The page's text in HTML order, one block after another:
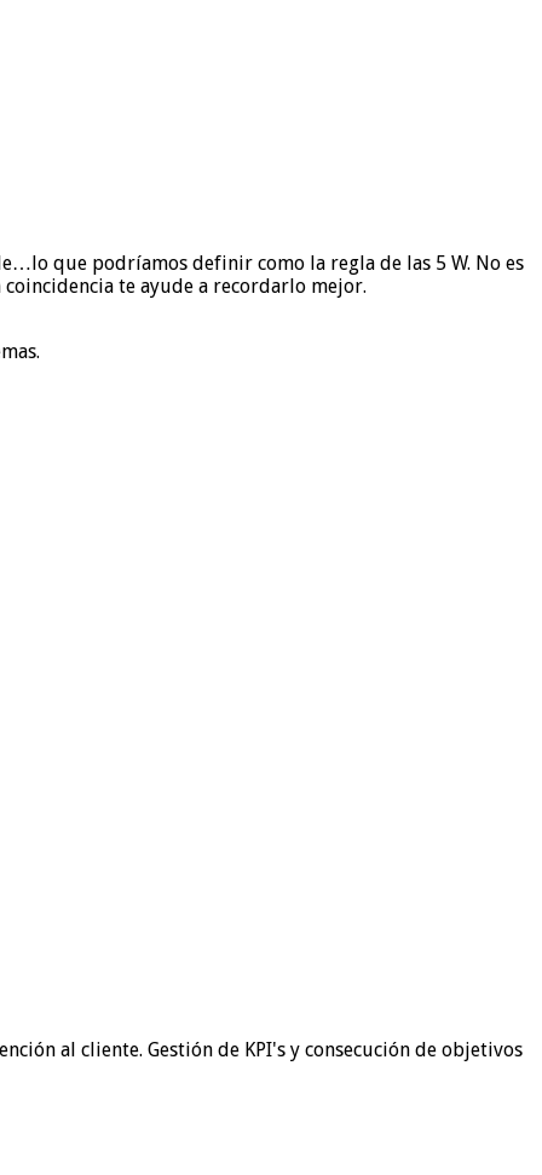
que podríamos definir como la regla de las 5 W. No es
te ayude a recordarlo mejor.
al cliente. Gestión de KPI's y consecución de objetivos